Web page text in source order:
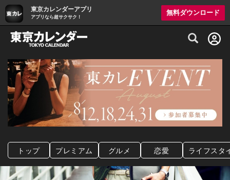
東京カレンダーアプリ
アプリなら超サクサク！
無料ダウンロード
グルメ情報・プレミアムレストラン予約
トップ プレミアム グルメ 恋愛 ライフスタ